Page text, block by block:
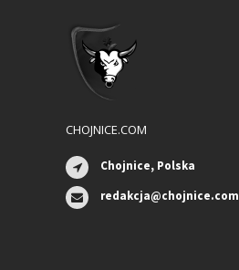
CHOJNICE.COM
Chojnice, Polska
redakcja@chojnice.com